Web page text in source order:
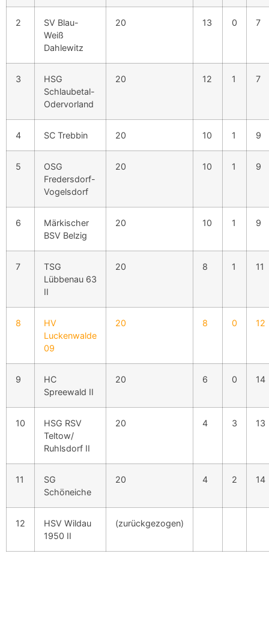
2
SV Blau-
Weiß
Dahlewitz
20 13 0 7
3
HSG
Schlaubetal-
Odervorland
20 12 1 7
4 SC Trebbin 20 10 1 9
5
OSG
Fredersdorf-
Vogelsdorf
20 10 1 9
6
Märkischer
BSV Belzig
20 10 1 9
7
TSG
Lübbenau 63
II
20 8 1 11
8
HV
Luckenwalde
09
20 8 0 12
9
HC
Spreewald II
20 6 0 14
10
HSG RSV
Teltow/
Ruhlsdorf II
20 4 3 13
11
SG
Schöneiche
20 4 2 14
12
HSV Wildau
1950 II
(zurückgezogen)